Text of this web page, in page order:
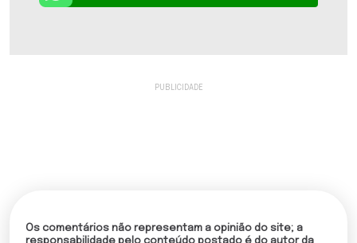
Os comentários não representam a opinião do site; a